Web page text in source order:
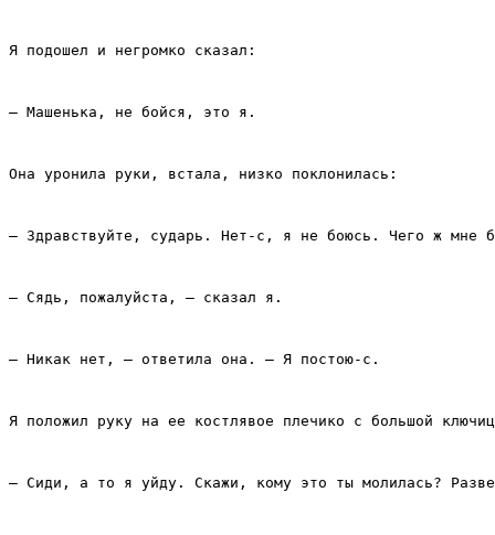
Я подошел и негромко сказал:
– Машенька, не бойся, это я.
Она уронила руки, встала, низко поклонилась:
– Здравствуйте, сударь. Нет‑с, я не боюсь. Чего ж мне
– Сядь, пожалуйста, – сказал я.
– Никак нет, – ответила она. – Я постою‑с.
Я положил руку на ее костлявое плечико с большой
– Сиди, а то я уйду. Скажи, кому это ты молилась?